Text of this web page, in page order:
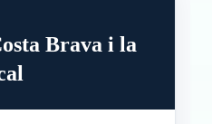
Brava i la